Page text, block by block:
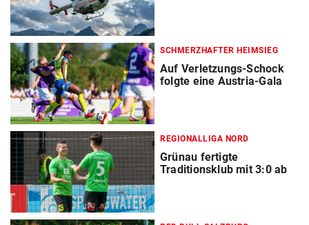
SCHMERZHAFTER HEIMSIEG
Auf Verletzungs-Schock
folgte eine Austria-Gala
REGIONALLIGA NORD
Grünau fertigte
Traditionsklub mit 3:0 ab